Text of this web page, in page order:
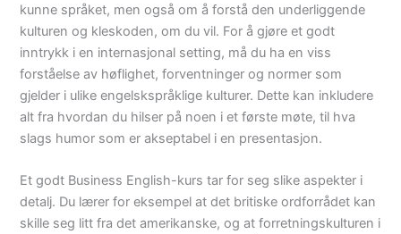
kunne språket, men også om å forstå den underliggende
kulturen og kleskoden, om du vil. For å gjøre et godt
inntrykk i en internasjonal setting, må du ha en viss
forståelse av høflighet, forventninger og normer som
gjelder i ulike engelskspråklige kulturer. Dette kan inkludere
alt fra hvordan du hilser på noen i et første møte, til hva
slags humor som er akseptabel i en presentasjon.
Et godt Business English-kurs tar for seg slike aspekter i
detalj. Du lærer for eksempel at det britiske ordforrådet kan
skille seg litt fra det amerikanske, og at forretningskulturen i